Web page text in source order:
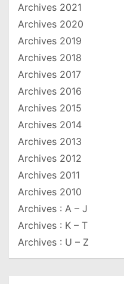
Archives 2021
Archives 2020
Archives 2019
Archives 2018
Archives 2017
Archives 2016
Archives 2015
Archives 2014
Archives 2013
Archives 2012
Archives 2011
Archives 2010
Archives : A – J
Archives : K – T
Archives : U – Z